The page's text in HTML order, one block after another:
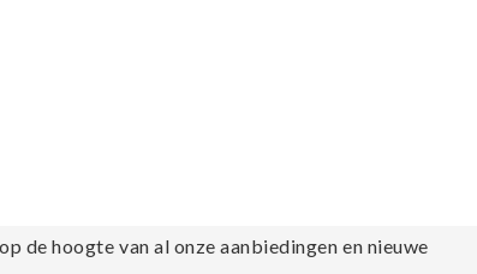
de hoogte van al onze aanbiedingen en nieuwe